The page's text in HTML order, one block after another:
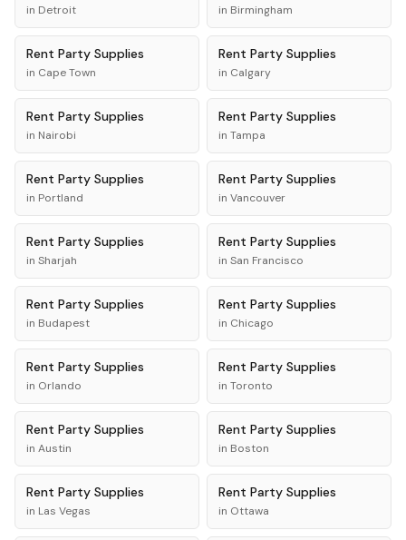
in Detroit in Birmingham
Rent Party Supplies
in Cape Town
Rent Party Supplies
in Calgary
Rent Party Supplies
in Nairobi
Rent Party Supplies
in Tampa
Rent Party Supplies
in Portland
Rent Party Supplies
in Vancouver
Rent Party Supplies
in Sharjah
Rent Party Supplies
in San Francisco
Rent Party Supplies
in Budapest
Rent Party Supplies
in Chicago
Rent Party Supplies
in Orlando
Rent Party Supplies
in Toronto
Rent Party Supplies
in Austin
Rent Party Supplies
in Boston
Rent Party Supplies
in Las Vegas
Rent Party Supplies
in Ottawa